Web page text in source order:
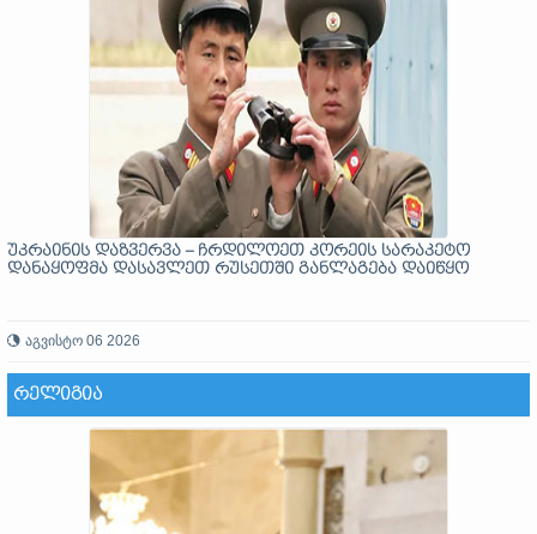
უკრაინის დაზვერვა – ჩრდილოეთ კორეის სარაკეტო
დანაყოფმა დასავლეთ რუსეთში განლაგება დაიწყო
აგვისტო 06 2026
ᲠᲔᲚᲘᲒᲘᲐ